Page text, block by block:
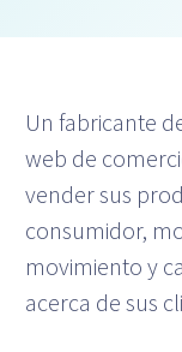
Un fabricante
web de
vender sus
consumidor,
movimiento y
acerca de sus